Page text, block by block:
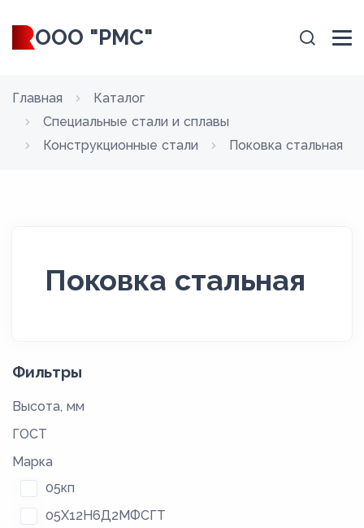
ООО "РМС"
Главная
Каталог
Специальные стали и сплавы
Конструкционные стали
Поковка стальная
Поковка стальная
Фильтры
Высота, мм
ГОСТ
Марка
05кп
05Х12Н6Д2МФСГТ